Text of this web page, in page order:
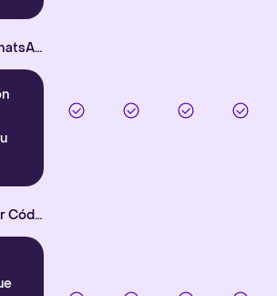
Widget de WhatsApp
Suscriptor por Código QR